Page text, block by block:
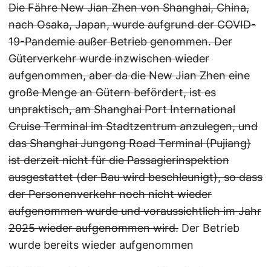
Die Fähre New Jian Zhen von Shanghai, China,
nach Osaka, Japan, wurde aufgrund der COVID-
19-Pandemie außer Betrieb genommen. Der
Güterverkehr wurde inzwischen wieder
aufgenommen, aber da die New Jian Zhen eine
große Menge an Gütern befördert, ist es
unpraktisch, am Shanghai Port International
Cruise Terminal im Stadtzentrum anzulegen, und
das Shanghai Jungong Road Terminal (Pujiang)
ist derzeit nicht für die Passagierinspektion
ausgestattet (der Bau wird beschleunigt), so dass
der Personenverkehr noch nicht wieder
aufgenommen wurde und voraussichtlich im Jahr
2025 wieder aufgenommen wird. Der Betrieb
wurde bereits wieder aufgenommen